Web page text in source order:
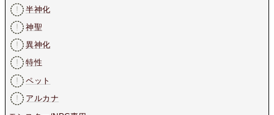
半神化
神聖
異神化
特性
ペット
アルカナ